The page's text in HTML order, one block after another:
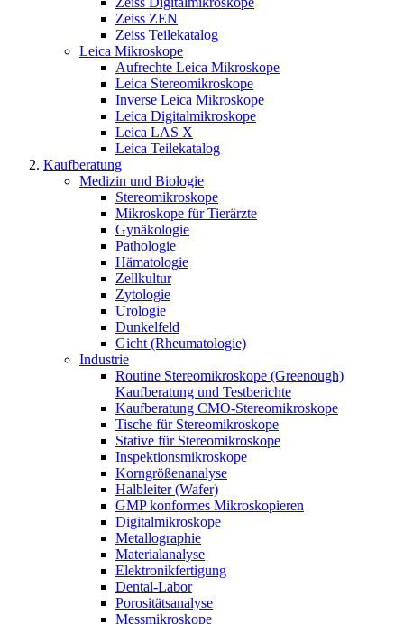
Zeiss ZEN
Zeiss Teilekatalog
Leica Mikroskope
Aufrechte Leica Mikroskope
Leica Stereomikroskope
Inverse Leica Mikroskope
Leica Digitalmikroskope
Leica LAS X
Leica Teilekatalog
Kaufberatung
Medizin und Biologie
Stereomikroskope
Mikroskope für Tierärzte
Gynäkologie
Pathologie
Hämatologie
Zellkultur
Zytologie
Urologie
Dunkelfeld
Gicht (Rheumatologie)
Industrie
Routine Stereomikroskope (Greenough)
Kaufberatung und Testberichte
Kaufberatung CMO-Stereomikroskope
Tische für Stereomikroskope
Stative für Stereomikroskope
Inspektionsmikroskope
Korngrößenanalyse
Halbleiter (Wafer)
GMP konformes Mikroskopieren
Digitalmikroskope
Metallographie
Materialanalyse
Elektronikfertigung
Dental-Labor
Porositätsanalyse
Messmikroskope